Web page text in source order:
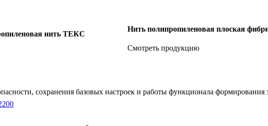
нить ТЕКС
Нить полипропиленовая плоская
Смотреть продукцию
сохранения базовых настроек и работы функционала